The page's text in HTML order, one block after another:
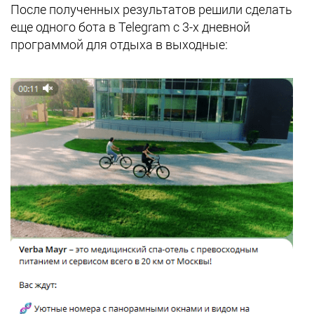
После полученных результатов решили сделать
еще одного бота в Telegram с 3-х дневной
программой для отдыха в выходные: